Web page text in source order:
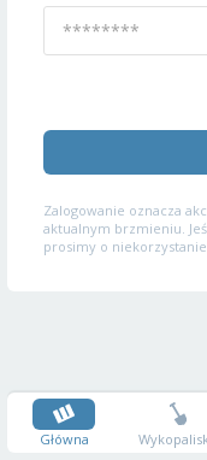
Zalogowanie oznacza
aktualnym brzmieniu.
prosimy o
Główna